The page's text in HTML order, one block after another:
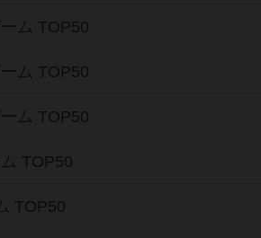
ム TOP50
ム TOP50
ム TOP50
TOP50
TOP50